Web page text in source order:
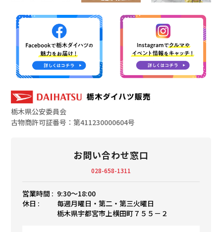
栃木県公安委員会
古物商許可証番号：第411230000604号
お問い合わせ窓口
028-658-1311
営業時間 : 9:30〜18:00
休日 :
毎週月曜日・第二・第三火曜日
栃木県宇都宮市上横田町７５５－２